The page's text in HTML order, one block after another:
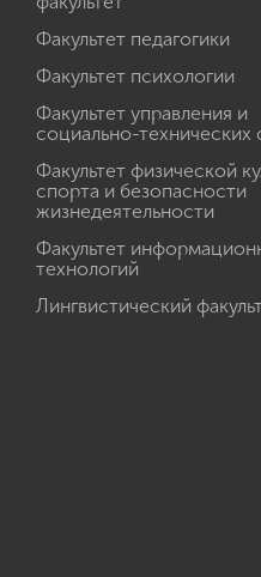
Факультет педагогики
Факультет психологии
Факультет управления и
социально-технических
Факультет физической
спорта и безопасности
жизнедеятельности
Факультет
технологий
Лингвистический